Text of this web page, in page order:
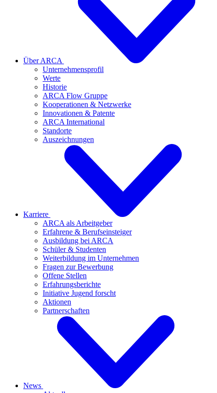
Über ARCA
Unternehmensprofil
Werte
Historie
ARCA Flow Gruppe
Kooperationen & Netzwerke
Innovationen & Patente
ARCA International
Standorte
Auszeichnungen
Karriere
ARCA als Arbeitgeber
Erfahrene & Berufseinsteiger
Ausbildung bei ARCA
Schüler & Studenten
Weiterbildung im Unternehmen
Fragen zur Bewerbung
Offene Stellen
Erfahrungsberichte
Initiative Jugend forscht
Aktionen
Partnerschaften
News